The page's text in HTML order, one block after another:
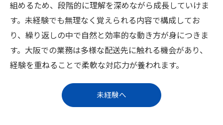
組めるため、段階的に理解を深めながら成長していけま
す。未経験でも無理なく覚えられる内容で構成してお
り、繰り返しの中で自然と効率的な動き方が身につきま
す。大阪での業務は多様な配送先に触れる機会があり、
経験を重ねることで柔軟な対応力が養われます。
未経験へ